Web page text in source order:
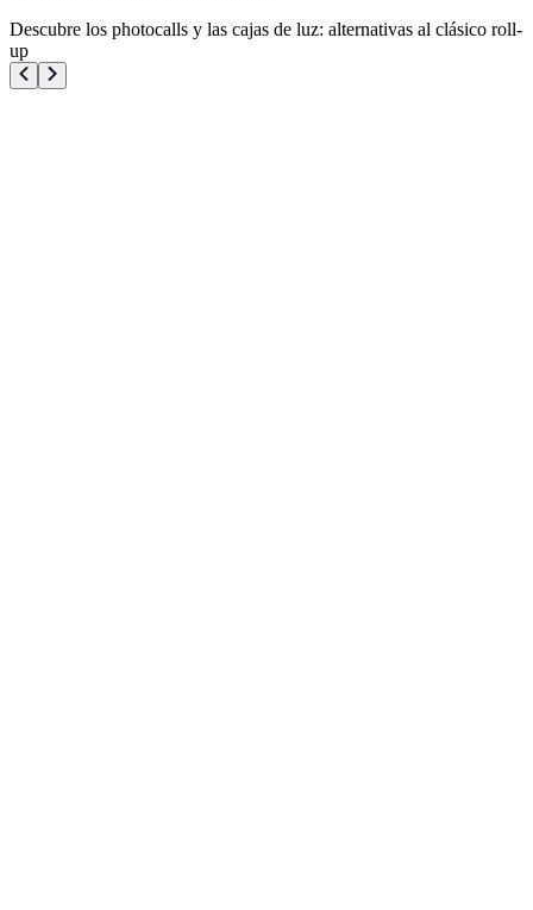
Descubre los photocalls y las cajas de luz: alternativas al clásico roll-
up